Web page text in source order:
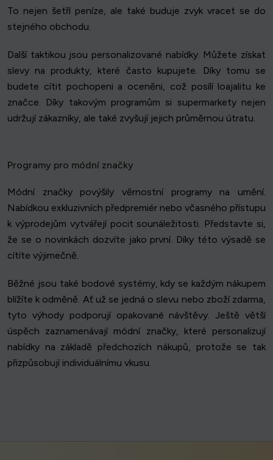
To nejen šetří peníze, ale také buduje zvyk vracet se do
stejného obchodu.
Další taktikou jsou personalizované nabídky. Můžete získat
slevy na produkty, které často kupujete. Díky tomu se
budete cítit pochopeni a oceněni, což posílí loajalitu ke
značce. Díky takovým programům si supermarkety nejen
udržují zákazníky, ale také zvyšují jejich průměrnou útratu.
Programy pro módní značky
Módní značky povýšily věrnostní programy na umění.
Nabídkou exkluzivních předpremiér nebo včasného přístupu
k výprodejům vytvářejí pocit sounáležitosti. Představte si,
že se o novinkách dozvíte jako první. Díky této výsadě se
cítíte výjimečně.
Běžné jsou také bodové systémy, kdy se každým nákupem
blížíte k odměně. Ať už se jedná o slevu nebo zboží zdarma,
tyto výhody podporují opakované návštěvy. Ještě větší
úspěch zaznamenávají módní značky, které personalizují
nabídky na základě předchozích nákupů, protože se tak
přizpůsobují individuálnímu vkusu.